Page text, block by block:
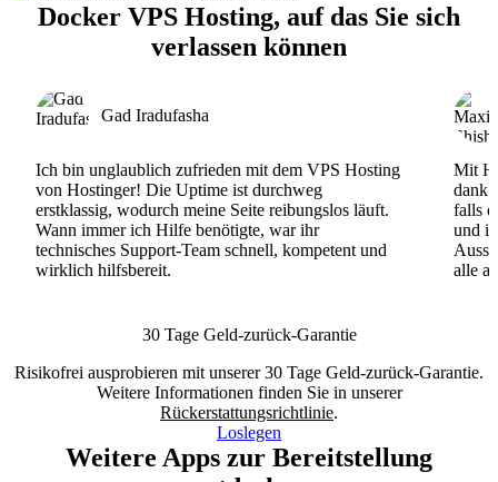
Docker VPS Hosting, auf das Sie sich
verlassen können
Gad Iradufasha
Ich bin unglaublich zufrieden mit dem VPS Hosting
von Hostinger! Die Uptime ist durchweg
erstklassig, wodurch meine Seite reibungslos läuft.
Wann immer ich Hilfe benötigte, war ihr
technisches Support-Team schnell, kompetent und
wirklich hilfsbereit.
Mit
dank
falls
und
alle
30 Tage Geld-zurück-Garantie
Risikofrei ausprobieren mit unserer 30 Tage Geld-zurück-Garantie.
Weitere Informationen finden Sie in unserer
Rückerstattungsrichtlinie.
Loslegen
Weitere Apps zur Bereitstellung